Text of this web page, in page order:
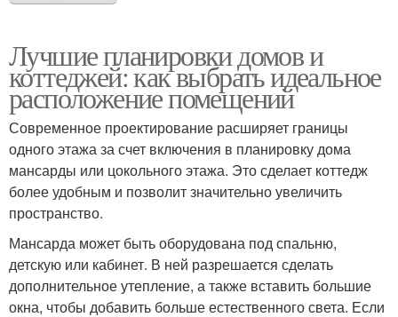
Лучшие планировки домов и
коттеджей: как выбрать идеальное
расположение помещений
Современное проектирование расширяет границы
одного этажа за счет включения в планировку дома
мансарды или цокольного этажа. Это сделает коттедж
более удобным и позволит значительно увеличить
пространство.
Мансарда может быть оборудована под спальню,
детскую или кабинет. В ней разрешается сделать
дополнительное утепление, а также вставить большие
окна, чтобы добавить больше естественного света. Если